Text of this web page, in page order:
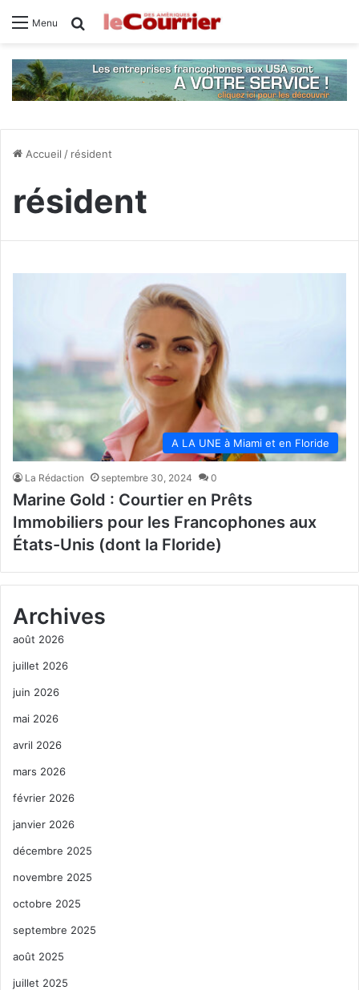
Menu Rechercher
Accueil / résident
résident
A LA UNE à Miami et en Floride
La Rédaction septembre 30, 2024 0
Marine Gold : Courtier en Prêts
Immobiliers pour les Francophones aux
États-Unis (dont la Floride)
Archives
août 2026
juillet 2026
juin 2026
mai 2026
avril 2026
mars 2026
février 2026
janvier 2026
décembre 2025
novembre 2025
octobre 2025
septembre 2025
août 2025
juillet 2025